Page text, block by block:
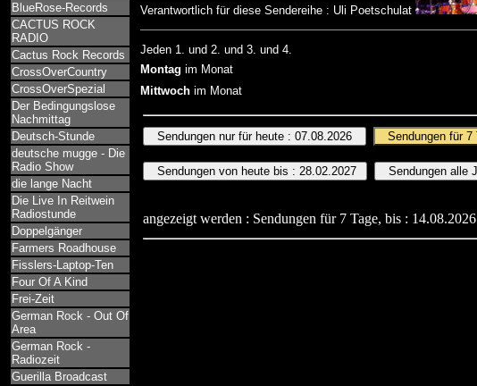
BlueRose-Records
CACTUS ROCK
RADIO
Cactus Rock Records
CrossOverCountry
CrossOverSpezial
Der Bedingungslose
Nachmittag
Deutsch-Stunde
deutsche mugge - Die
Radio Show
die lange Nacht
Die Live In Reitwein
Radiostunde
Doppelgänger
Farmers Roadhouse
Fisslers-Laptop-Ten
Four Of A Kind
Frei-Zeit
German Rock - Out Of
Area
German Rock -
Radiozeit
Guerilla Broadcast
Verantwortlich für diese Sendereihe : Uli Poetschulat
Jeden 1. und 2. und 3. und 4.
Montag im Monat
Mittwoch im Monat
angezeigt werden : Sendungen für 7 Tage, bis : 14.08.2026